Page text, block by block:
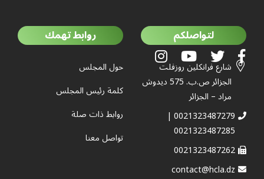
لتواصلكم
شارع فرانكلين روزفلت
الجزائر ص.ب. 575 ديدوش
مراد – الجزائر
0021323487279 |
0021323487285
0021323487262
contact@hcla.dz
روابط تهمك
حول المجلس
كلمة رئيس المجلس
روابط ذات صلة
تواصل معنا